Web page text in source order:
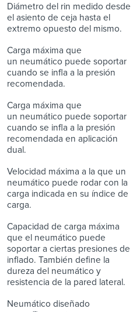
Diámetro del rin medido desde
el asiento de ceja hasta el
extremo opuesto del mismo.
Carga máxima que
un neumático puede soportar
cuando se infla a la presión
recomendada.
Carga máxima que
un neumático puede soportar
cuando se infla a la presión
recomendada en aplicación
dual.
Velocidad máxima a la que un
neumático puede rodar con la
carga indicada en su índice de
carga.
Capacidad de carga máxima
que el neumático puede
soportar a ciertas presiones de
inflado. También define la
dureza del neumático y
resistencia de la pared lateral.
Neumático diseñado